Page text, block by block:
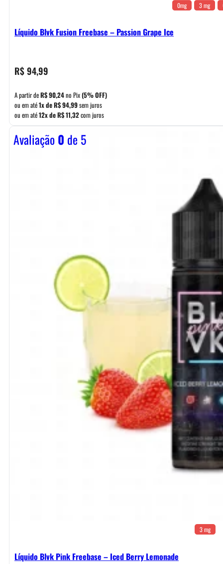
0mg 3 mg
Líquido Blvk Fusion Freebase – Passion Grape Ice
R$94,99
A partir deR$90,24no Pix(5% OFF)
ou em até1x deR$94,99sem juros
ou em até12x deR$11,32com juros
Avaliação0 de 5
3 mg
Líquido Blvk Pink Freebase – Iced Berry Lemonade